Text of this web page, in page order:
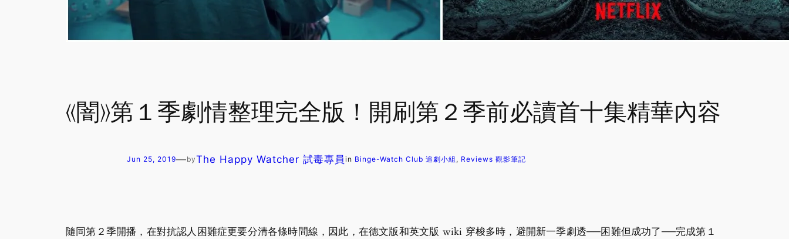
《闇》第１季劇情整理完全版！開刷第２季前必讀首十集精華內容
Jun 25, 2019—byThe Happy Watcher 試毒專員 in Binge-Watch Club 追劇小組 , Reviews 觀影筆記
隨同第２季開播，在對抗認人困難症更要分清各條時間線，因此，在德文版和英文版 wiki 穿梭多時，避開新一季劇透──困難但成功了──完成第１